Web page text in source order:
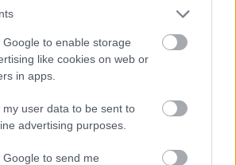
Google to enable storage
like cookies on web or
in apps.
my user data to be sent to
advertising purposes.
to send me
hagyott a vak
– 18 év múlva visszajött,
feltételt szabott